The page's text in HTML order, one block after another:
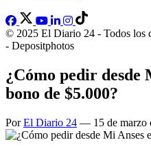
© 2025 El Diario 24 - Todos los
- Depositphotos
¿Cómo pedir desde
bono de $5.000?
PorEl Diario 24 — 15 de marzo